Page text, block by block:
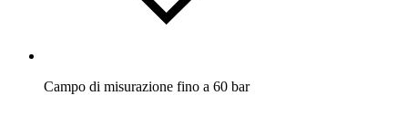
Campo di misurazione fino a 60 bar